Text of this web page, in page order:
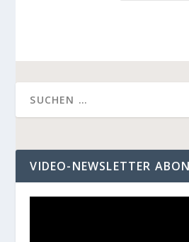
VIDEO-NEWSLETTER